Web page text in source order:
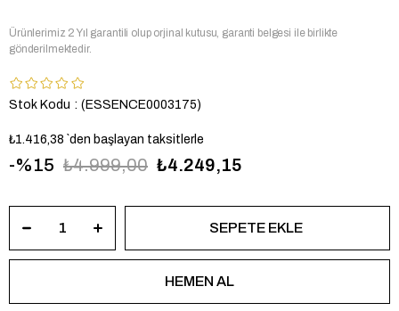
Ürünlerimiz 2 Yıl garantili olup orjinal kutusu, garanti belgesi ile birlikte
gönderilmektedir.
Stok Kodu (ESSENCE0003175)
₺1.416,38 `den başlayan taksitlerle
15 ₺4.999,00 ₺4.249,15